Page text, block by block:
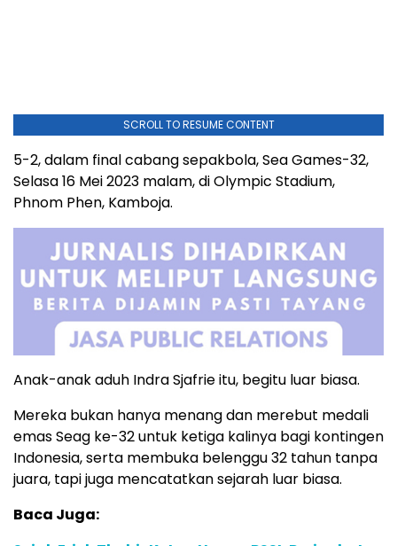
SCROLL TO RESUME CONTENT
5-2, dalam final cabang sepakbola, Sea Games-32,
Selasa 16 Mei 2023 malam, di Olympic Stadium,
Phnom Phen, Kamboja.
Anak-anak aduh Indra Sjafrie itu, begitu luar biasa.
Mereka bukan hanya menang dan merebut medali
emas Seag ke-32 untuk ketiga kalinya bagi kontingen
Indonesia, serta membuka belenggu 32 tahun tanpa
juara, tapi juga mencatatkan sejarah luar biasa.
Baca Juga: